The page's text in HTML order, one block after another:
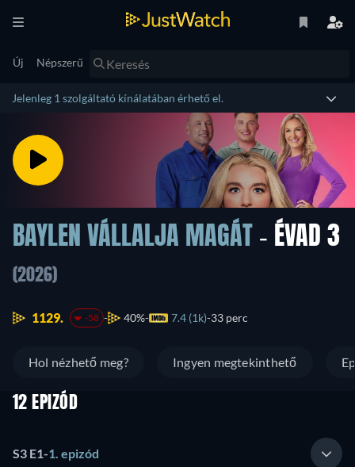
Új Népszerű
Jelenleg 1 szolgáltató kínálatában érhető el.
BAYLEN VÁLLALJA MAGÁT - ÉVAD 3
(2026)
1129. -58 40% 7.4 (1k) 33 perc
Hol nézhető meg? Ingyen megtekinthető
12 EPIZÓD
S3 E1-1. epizód